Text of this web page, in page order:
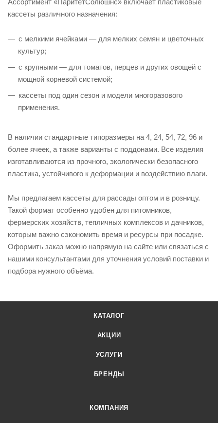
Ассортимент «ПаритетСолюшнс» включает пластиковые
кассеты различного назначения:
с мелкими ячейками — для мелких семян и цветочных
культур;
с крупными — для томатов, перцев и других овощей с
мощной корневой системой;
кассеты под один сезон и модели многоразового
применения.
В наличии стандартные типоразмеры на 4, 24, 54, 72, 96 и
более ячеек, а также варианты с поддонами. Все изделия
изготавливаются из прочного, экологически безопасного
пластика, устойчивого к деформации и воздействию влаги.
Мы предлагаем кассеты для рассады оптом и в розницу.
Такой формат особенно удобен для питомников,
фермерских хозяйств, тепличных комплексов и дачников,
которым важно сэкономить время и ресурсы при посадке.
Оформить заказ можно напрямую на сайте или связаться с
нашими консультантами для уточнения условий поставки и
подбора нужного объёма.
КАТАЛОГ
АКЦИИ
УСЛУГИ
БРЕНДЫ
КОМПАНИЯ